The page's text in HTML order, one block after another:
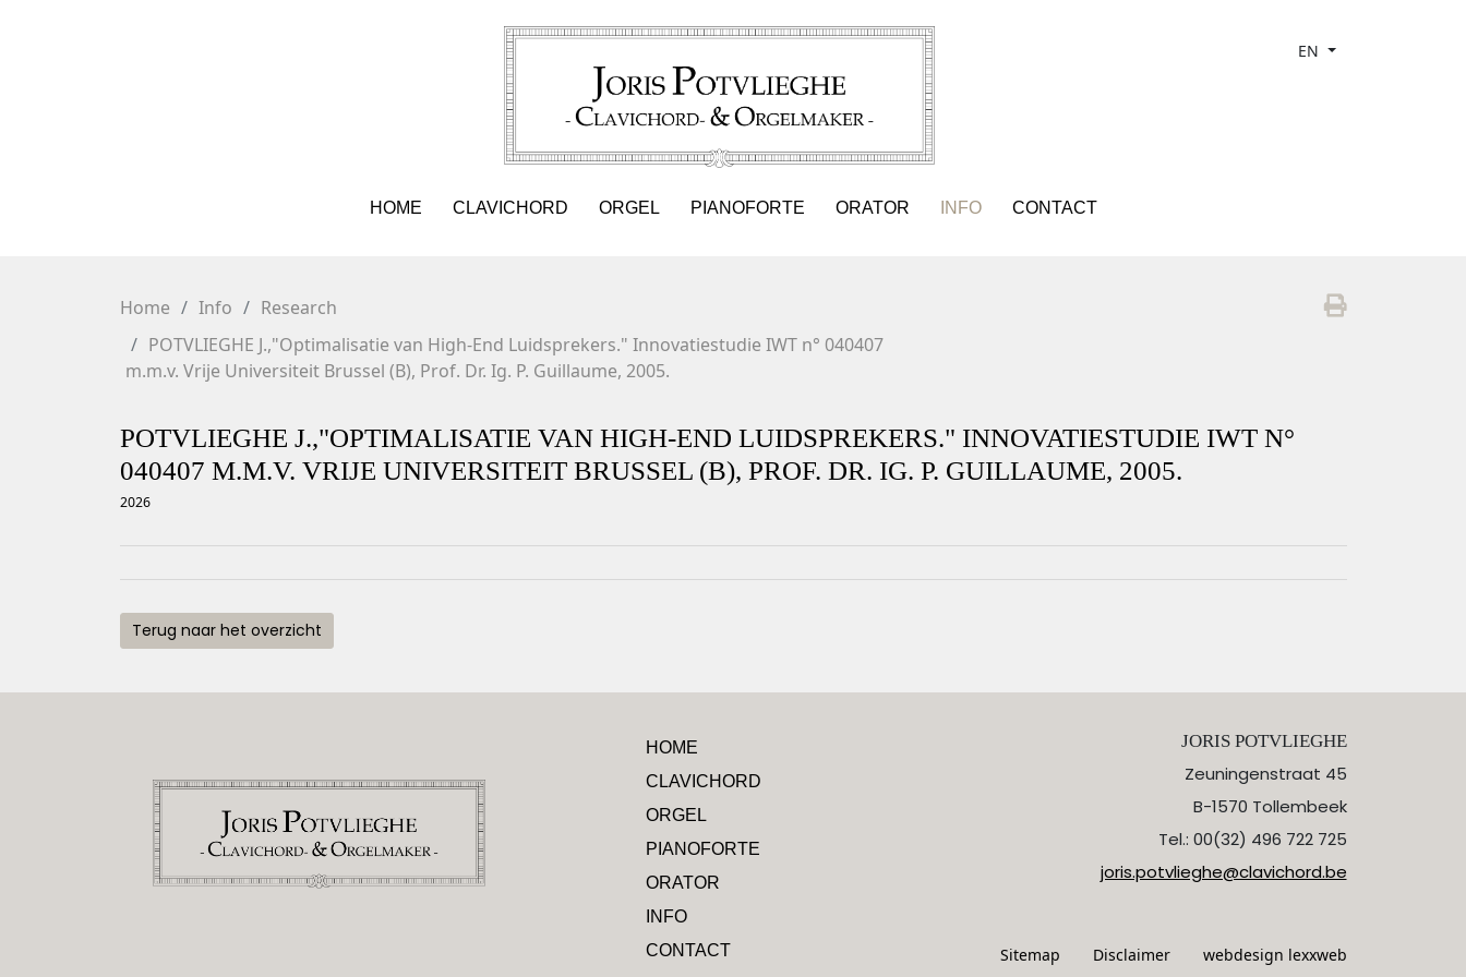
EN
HOME CLAVICHORD ORGEL PIANOFORTE ORATOR INFO CONTACT
Home Info
Research
POTVLIEGHE J.,"Optimalisatie van High-End Luidsprekers." Innovatiestudie IWT n° 040407
m.m.v. Vrije Universiteit Brussel (B), Prof. Dr. Ig. P. Guillaume, 2005.
POTVLIEGHE J.,"OPTIMALISATIE VAN HIGH-END LUIDSPREKERS." INNOVATIESTUDIE IWT N°
040407 M.M.V. VRIJE UNIVERSITEIT BRUSSEL (B), PROF. DR. IG. P. GUILLAUME, 2005.
2026
Terug naar het overzicht
HOME
CLAVICHORD
ORGEL
PIANOFORTE
ORATOR
INFO
CONTACT
JORIS POTVLIEGHE
Zeuningenstraat 45
B-1570 Tollembeek
Tel.: 00(32) 496 722 725
joris.potvlieghe@clavichord.be
Sitemap Disclaimer webdesign lexxweb